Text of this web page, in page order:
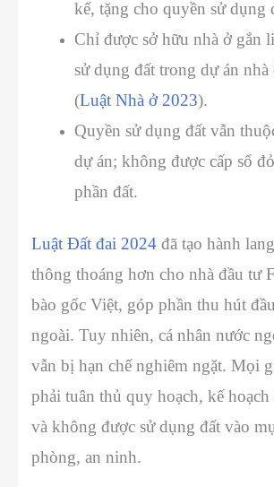
kế, tặng cho quyền sử dụng
Chỉ được sở hữu nhà ở gắn
sử dụng đất trong dự án
(Luật Nhà ở 2023).
Quyền sử dụng đất vẫn
dự án; không được cấp sổ
phần đất.
Luật Đất đai 2024 đã tạo hành
thông thoáng hơn cho nhà đầu tư
bào gốc Việt, góp phần thu hút
ngoài. Tuy nhiên, cá nhân nước
vẫn bị hạn chế nghiêm ngặt. Mọi
phải tuân thủ quy hoạch, kế
và không được sử dụng đất vào
phòng, an ninh.